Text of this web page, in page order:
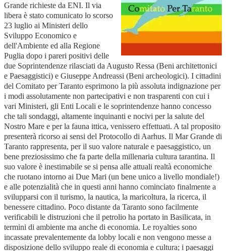
Grande richieste da ENI. Il via
libera è stato comunicato lo scorso
23 luglio ai Ministeri dello
Sviluppo Economico e
dell'Ambiente ed alla Regione
Puglia dopo i pareri positivi delle
due Soprintendenze rilasciati da Augusto Ressa (Beni architettonici
e Paesaggistici) e Giuseppe Andreassi (Beni archeologici). I cittadini
del Comitato per Taranto esprimono la più assoluta indignazione per
i modi assolutamente non partecipativi e non trasparenti con cui i
vari Ministeri, gli Enti Locali e le soprintendenze hanno concesso
che tali sondaggi, altamente inquinanti e nocivi per la salute del
Nostro Mare e per la fauna ittica, venissero effettuati. A tal proposito
presenterà ricorso ai sensi del Protocollo di Aarhus. Il Mar Grande di
Taranto rappresenta, per il suo valore naturale e paesaggistico, un
bene preziosissimo che fa parte della millenaria cultura tarantina. Il
suo valore è inestimabile se si pensa alle attuali realtà economiche
che ruotano intorno ai Due Mari (un bene unico a livello mondiale!)
e alle potenzialità che in questi anni hanno cominciato finalmente a
svilupparsi con il turismo, la nautica, la maricoltura, la ricerca, il
benessere cittadino. Poco distante da Taranto sono facilmente
verificabili le distruzioni che il petrolio ha portato in Basilicata, in
termini di ambiente ma anche di economia. Le royalties sono
incassate prevalentemente da lobby locali e non vengono messe a
disposizione dello sviluppo reale di economia e cultura; i paesaggi